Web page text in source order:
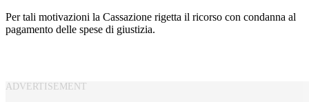
Per tali motivazioni la Cassazione rigetta il ricorso con condanna al
pagamento delle spese di giustizia.